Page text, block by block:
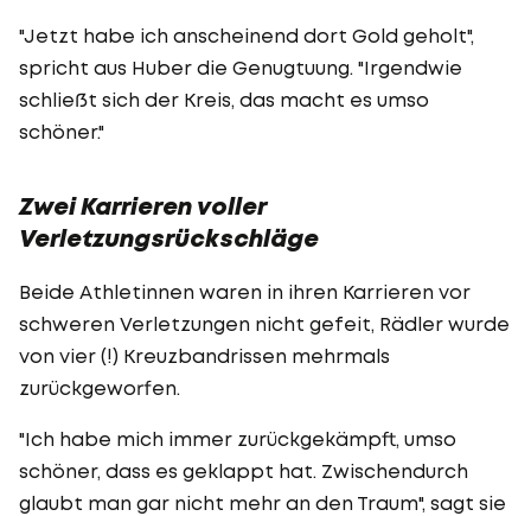
"Jetzt habe ich anscheinend dort Gold geholt",
spricht aus Huber die Genugtuung. "Irgendwie
schließt sich der Kreis, das macht es umso
schöner."
Zwei Karrieren voller
Verletzungsrückschläge
Beide Athletinnen waren in ihren Karrieren vor
schweren Verletzungen nicht gefeit, Rädler wurde
von vier (!) Kreuzbandrissen mehrmals
zurückgeworfen.
"Ich habe mich immer zurückgekämpft, umso
schöner, dass es geklappt hat. Zwischendurch
glaubt man gar nicht mehr an den Traum", sagt sie